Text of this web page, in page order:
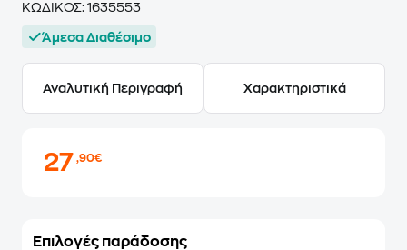
ΚΩΔΙΚΟΣ: 1635553
Άμεσα Διαθέσιμο
Αναλυτική Περιγραφή Χαρακτηριστικά
27,90€
Επιλογές παράδοσης